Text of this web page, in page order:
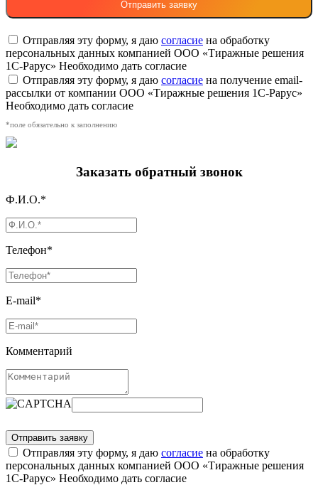
Отправляя эту форму, я даю согласие на обработку
персональных данных компанией ООО «Тиражные решения
1С-Рарус» Необходимо дать согласие
Отправляя эту форму, я даю согласие на получение email-
рассылки от компании ООО «Тиражные решения 1С-Рарус»
Необходимо дать согласие
*поле обязательно к заполнению
Заказать обратный звонок
Ф.И.О.*
Телефон*
E-mail*
Комментарий
Отправляя эту форму, я даю согласие на обработку
персональных данных компанией ООО «Тиражные решения
1С-Рарус» Необходимо дать согласие